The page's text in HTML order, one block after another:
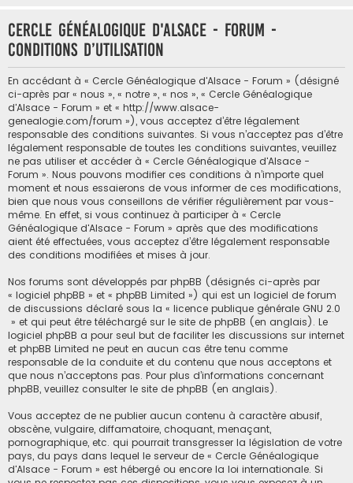
Cercle Généalogique d'Alsace - Forum -
Conditions d’utilisation
En accédant à « Cercle Généalogique d'Alsace - Forum » (désigné
ci-après par « nous », « notre », « nos », « Cercle Généalogique
d'Alsace - Forum » et « http://www.alsace-
genealogie.com/forum »), vous acceptez d’être légalement
responsable des conditions suivantes. Si vous n’acceptez pas d’être
légalement responsable de toutes les conditions suivantes, veuillez
ne pas utiliser et accéder à « Cercle Généalogique d'Alsace -
Forum ». Nous pouvons modifier ces conditions à n’importe quel
moment et nous essaierons de vous informer de ces modifications,
bien que nous vous conseillons de vérifier régulièrement par vous-
même. En effet, si vous continuez à participer à « Cercle
Généalogique d'Alsace - Forum » après que des modifications
aient été effectuées, vous acceptez d’être légalement responsable
des conditions modifiées et mises à jour.
Nos forums sont développés par phpBB (désignés ci-après par
« logiciel phpBB » et « phpBB Limited ») qui est un logiciel de forum
de discussions déclaré sous la « licence publique générale GNU 2.0
» et qui peut être téléchargé sur le site de phpBB (en anglais). Le
logiciel phpBB a pour seul but de faciliter les discussions sur internet
et phpBB Limited ne peut en aucun cas être tenu comme
responsable de la conduite et du contenu que nous acceptons et
que nous n’acceptons pas. Pour plus d’informations concernant
phpBB, veuillez consulter le site de phpBB (en anglais).
Vous acceptez de ne publier aucun contenu à caractère abusif,
obscène, vulgaire, diffamatoire, choquant, menaçant,
pornographique, etc. qui pourrait transgresser la législation de votre
pays, du pays dans lequel le serveur de « Cercle Généalogique
d'Alsace - Forum » est hébergé ou encore la loi internationale. Si